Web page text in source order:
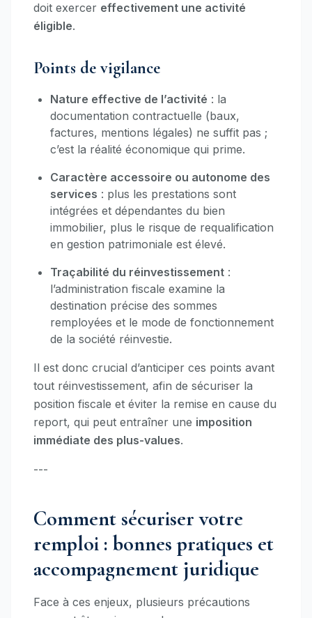
doit exercer effectivement une activité
éligible.
Points de vigilance
Nature effective de l’activité : la
documentation contractuelle (baux,
factures, mentions légales) ne suffit pas ;
c’est la réalité économique qui prime.
Caractère accessoire ou autonome des
services : plus les prestations sont
intégrées et dépendantes du bien
immobilier, plus le risque de requalification
en gestion patrimoniale est élevé.
Traçabilité du réinvestissement :
l’administration fiscale examine la
destination précise des sommes
remployées et le mode de fonctionnement
de la société réinvestie.
Il est donc crucial d’anticiper ces points avant
tout réinvestissement, afin de sécuriser la
position fiscale et éviter la remise en cause du
report, qui peut entraîner une imposition
immédiate des plus-values.
---
Comment sécuriser votre
remploi : bonnes pratiques et
accompagnement juridique
Face à ces enjeux, plusieurs précautions